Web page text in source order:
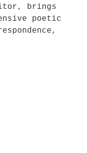
brings
poetic